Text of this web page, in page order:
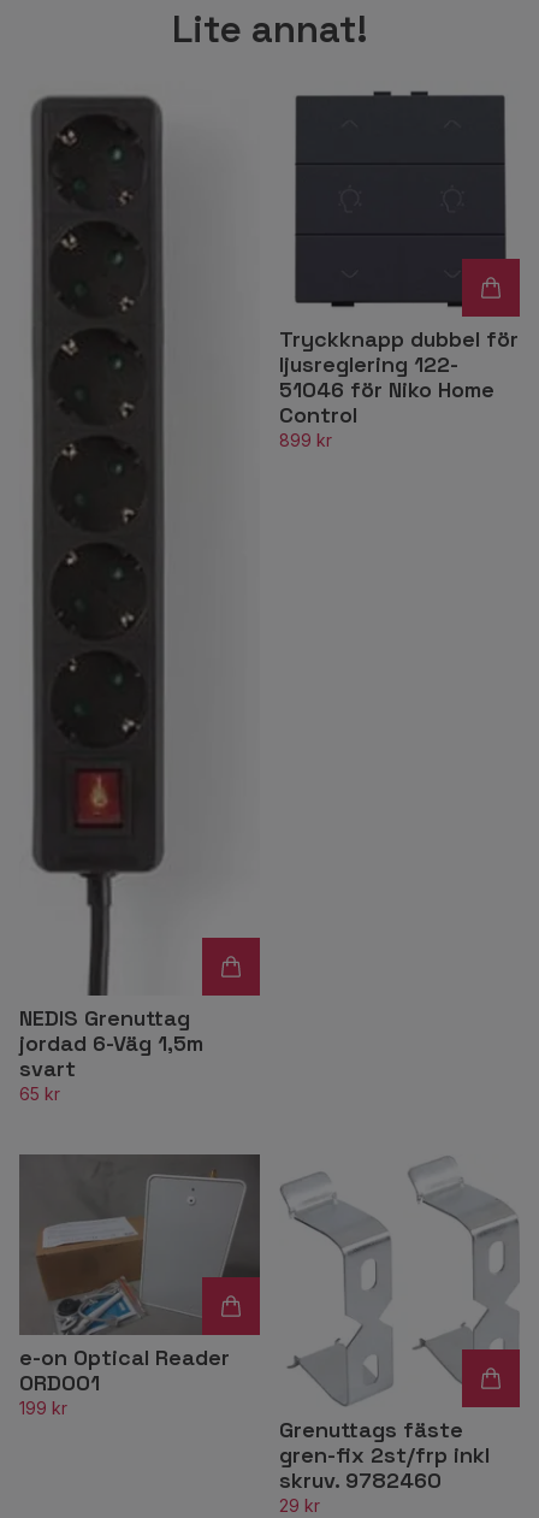
Lite annat!
NEDIS Grenuttag
jordad 6-Väg 1,5m
svart
65 kr
Tryckknapp dubbel för
ljusreglering 122-
51046 för Niko Home
Control
899 kr
e-on Optical Reader
ORD001
199 kr
Grenuttags fäste
gren-fix 2st/frp inkl
skruv. 9782460
29 kr